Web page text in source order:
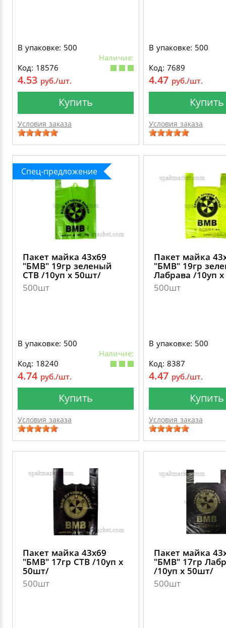
В упаковке: 500
Наличие:
Код: 18576
4.53 руб./шт.
Купить
Условия заказа
В упаковке: 500
Код: 7689
4.47 руб./шт.
Купить
Условия заказа
Спец-предложение
Пакет майка 43х69
"БМВ" 19гр зеленый
СТВ /10уп х 50шт/
500шт
В упаковке: 500
Наличие:
Код: 18240
4.74 руб./шт.
Купить
Условия заказа
Пакет майка
"БМВ" 19гр
Лабрава /10уп
500шт
В упаковке: 500
Код: 8387
4.47 руб./шт.
Купить
Условия заказа
Пакет майка 43х69
"БМВ" 17гр СТВ /10уп х
50шт/
500шт
Пакет майка
"БМВ" 17гр
/10уп х 50шт/
500шт